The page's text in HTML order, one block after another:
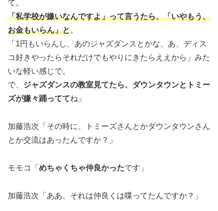
て。
「私学校が嫌いなんですよ」って言うたら、「いやもう、
お金もいらん」と。
「1円もいらんし、あのジャズダンスとかな、あ、ディス
コ好きやったらそれだけでもやりにきたらええから」みた
いな軽い感じで。
で、 ジャズダンスの教室見てたら、ダウンタウンとトミー
ズが嫌々踊っててね」
加藤浩次「その時に、トミーズさんとかダウンタウンさん
とか交流はあったんですか？」
モモコ「 めちゃくちゃ仲良かったです」
加藤浩次「ああ、それは仲良くは喋ってたんですか？」